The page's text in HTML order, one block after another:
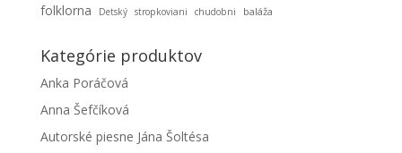
folklorna Detský stropkoviani chudobni baláža
Kategórie produktov
Anka Poráčová
Anna Šefčíková
Autorské piesne Jána Šoltésa